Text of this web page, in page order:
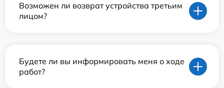
Возможен ли возврат устройства третьим
лицом?
Будете ли вы информировать меня о ходе
работ?